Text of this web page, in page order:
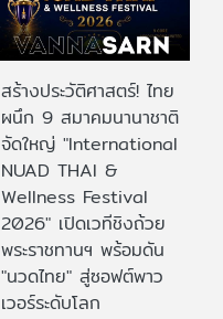
สร้างประวัติศาสตร์! ไทย
ผนึก 9 สมาคมนานาชาติ
จัดใหญ่ "International
NUAD THAI &
Wellness Festival
2026" เปิดเวทีชิงถ้วย
พระราชทานฯ พร้อมดัน
"นวดไทย" สู่ซอฟต์พาว
เวอร์ระดับโลก